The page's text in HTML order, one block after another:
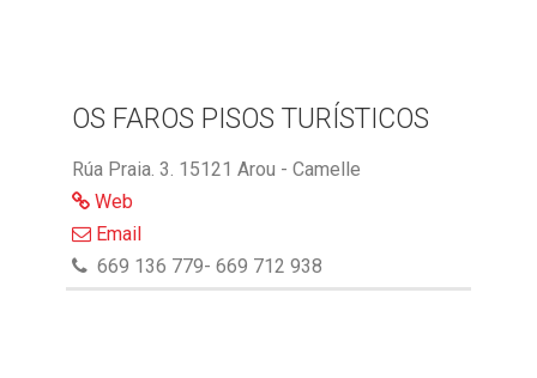
OS FAROS PISOS TURÍSTICOS
Rúa Praia. 3. 15121 Arou - Camelle
Web
Email
669 136 779- 669 712 938